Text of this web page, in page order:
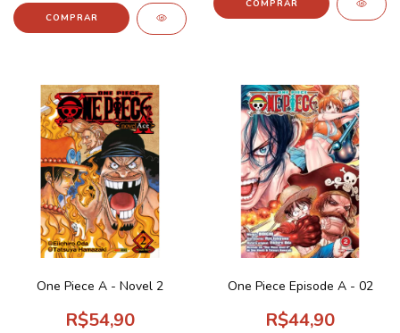
One Piece A - Novel 2
R$54,90
One Piece Episode A - 02
R$44,90